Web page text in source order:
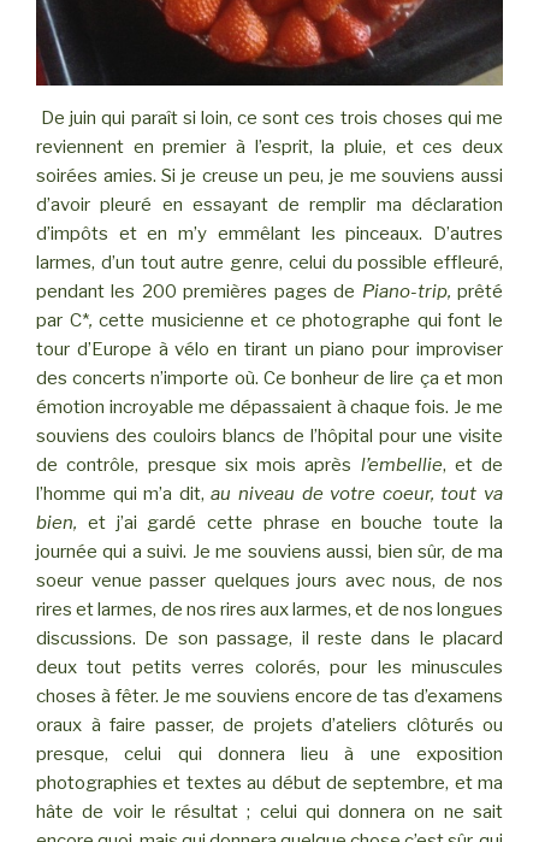
De juin qui paraît si loin, ce sont ces trois choses qui me
reviennent en premier à l’esprit, la pluie, et ces deux
soirées amies. Si je creuse un peu, je me souviens aussi
d’avoir pleuré en essayant de remplir ma déclaration
d’impôts et en m’y emmêlant les pinceaux. D’autres
larmes, d’un tout autre genre, celui du possible effleuré,
pendant les 200 premières pages de Piano-trip,prêté
par C*,cette musicienne et ce photographe qui font le
tour d’Europe à vélo en tirant un piano pour improviser
des concerts n’importe où. Ce bonheur de lire ça et mon
émotion incroyable me dépassaient à chaque fois. Je me
souviens des couloirs blancs de l’hôpital pour une visite
de contrôle, presque six mois après l’embellie, et de
l’homme qui m’a dit,au niveau de votre coeur, tout va
bien, et j’ai gardé cette phrase en bouche toute la
journée qui a suivi. Je me souviens aussi, bien sûr, de ma
soeur venue passer quelques jours avec nous, de nos
rires et larmes, de nos rires aux larmes, et de nos longues
discussions. De son passage, il reste dans le placard
deux tout petits verres colorés, pour les minuscules
choses à fêter. Je me souviens encore de tas d’examens
oraux à faire passer, de projets d’ateliers clôturés ou
presque, celui qui donnera lieu à une exposition
photographies et textes au début de septembre, et ma
hâte de voir le résultat ; celui qui donnera on ne sait